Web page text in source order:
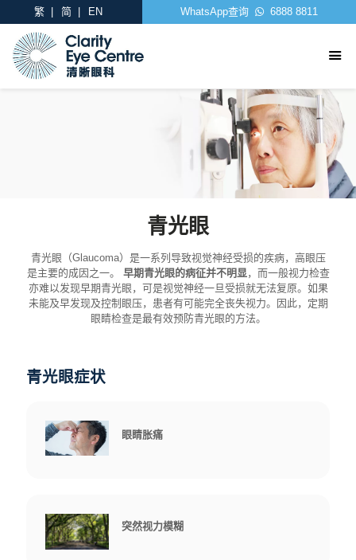
繁 简 EN WhatsApp查询 6888 8811
青光眼
青光眼（Glaucoma）是一系列导致视觉神经受损的疾病，高眼压
是主要的成因之一。 早期青光眼的病征并不明显 ，而一般视力检查
亦难以发现早期青光眼，可是视觉神经一旦受损就无法复原。如果
未能及早发现及控制眼压，患者有可能完全丧失视力。因此，定期
眼睛检查是最有效预防青光眼的方法。
青光眼症状
眼睛胀痛
突然视力模糊